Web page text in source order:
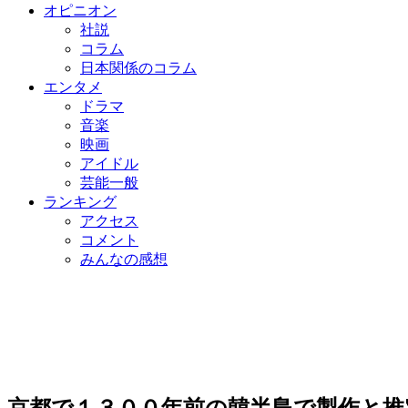
オピニオン
社説
コラム
日本関係のコラム
エンタメ
ドラマ
音楽
映画
アイドル
芸能一般
ランキング
アクセス
コメント
みんなの感想